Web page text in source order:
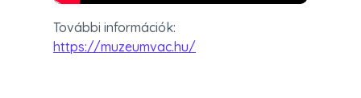
https://muzeumvac.hu/